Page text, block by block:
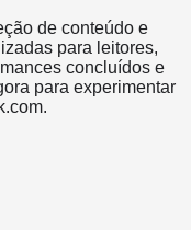
de conteúdo e
para leitores,
concluídos e
para experimentar